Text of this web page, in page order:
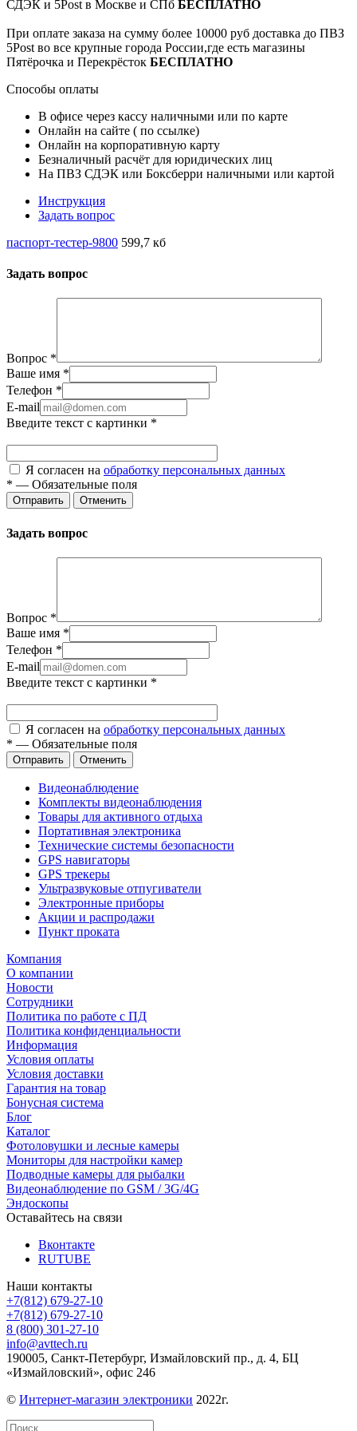
СДЭК и 5Post в Москве и СПб БЕСПЛАТНО
При оплате заказа на сумму более 10000 руб доставка до ПВЗ
5Post во все крупные города России,где есть магазины
Пятёрочка и Перекрёсток БЕСПЛАТНО
Способы оплаты
В офисе через кассу наличными или по карте
Онлайн на сайте ( по ссылке)
Онлайн на корпоративную карту
Безналичный расчёт для юридических лиц
На ПВЗ СДЭК или Боксберри наличными или картой
Инструкция
Задать вопрос
паспорт-тестер-9800 599,7 кб
Задать вопрос
Вопрос *
Ваше имя *
Телефон *
E-mail
Введите текст с картинки *
Я согласен на обработку персональных данных
* — Обязательные поля
Отправить Отменить
Задать вопрос
Вопрос *
Ваше имя *
Телефон *
E-mail
Введите текст с картинки *
Я согласен на обработку персональных данных
* — Обязательные поля
Отправить Отменить
Видеонаблюдение
Комплекты видеонаблюдения
Товары для активного отдыха
Портативная электроника
Технические системы безопасности
GPS навигаторы
GPS трекеры
Ультразвуковые отпугиватели
Электронные приборы
Акции и распродажи
Пункт проката
Компания
О компании
Новости
Сотрудники
Политика по работе с ПД
Политика конфиденциальности
Информация
Условия оплаты
Условия доставки
Гарантия на товар
Бонусная система
Блог
Каталог
Фотоловушки и лесные камеры
Мониторы для настройки камер
Подводные камеры для рыбалки
Видеонаблюдение по GSM / 3G/4G
Эндоскопы
Оставайтесь на связи
Вконтакте
RUTUBE
Наши контакты
+7(812) 679-27-10
+7(812) 679-27-10
8 (800) 301-27-10
info@avttech.ru
190005, Санкт-Петербург, Измайловский пр., д. 4, БЦ
«Измайловский», офис 246
© Интернет-магазин электроники 2022г.